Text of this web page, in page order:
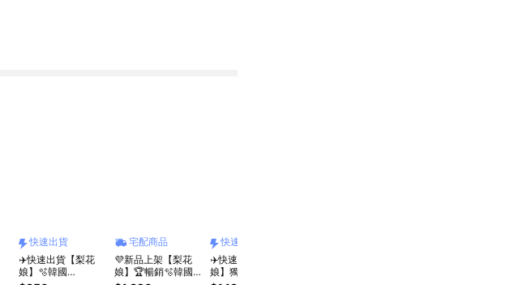
快速出貨
✈️快速出貨【梨花
娘】🫧韓國
宅配商品
💜新品上架【梨花
娘】🏆暢銷🫧韓國原
快速出貨
✈️快速出貨【梨花
娘】獨家🫧韓國